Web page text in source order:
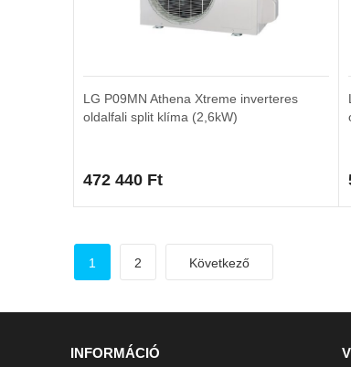
LG P09MN Athena Xtreme inverteres
oldalfali split klíma (2,6kW)
472 440 Ft
1 2 Következő
INFORMÁCIÓ